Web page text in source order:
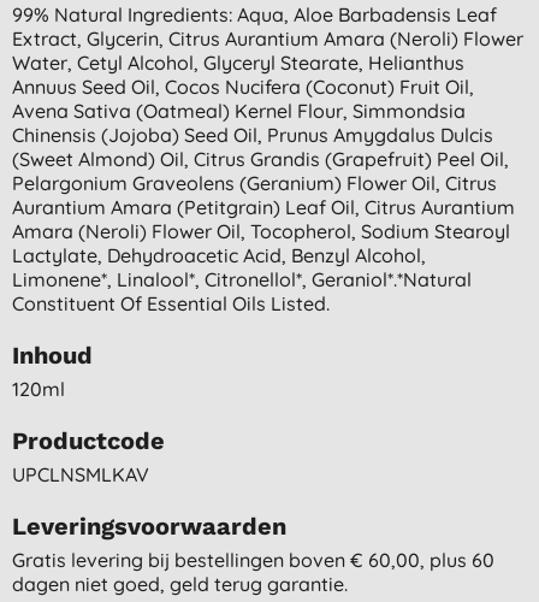
99% Natural Ingredients: Aqua, Aloe Barbadensis Leaf
Extract, Glycerin, Citrus Aurantium Amara (neroli) Flower
Water, Cetyl Alcohol, Glyceryl Stearate, Helianthus
Annuus Seed Oil, Cocos Nucifera (coconut) Fruit Oil,
Avena Sativa (oatmeal) Kernel Flour, Simmondsia
Chinensis (jojoba) Seed Oil, Prunus Amygdalus Dulcis
(sweet Almond) Oil, Citrus Grandis (grapefruit) Peel Oil,
Pelargonium Graveolens (geranium) Flower Oil, Citrus
Aurantium Amara (petitgrain) Leaf Oil, Citrus Aurantium
Amara (neroli) Flower Oil, Tocopherol, Sodium Stearoyl
Lactylate, Dehydroacetic Acid, Benzyl Alcohol,
Limonene*, Linalool*, Citronellol*, Geraniol*.*natural
Constituent Of Essential Oils Listed.
Inhoud
120ml
Productcode
UPCLNSMLKAV
Leveringsvoorwaarden
Gratis levering bij bestellingen boven € 60,00, plus 60
dagen niet goed, geld terug garantie.